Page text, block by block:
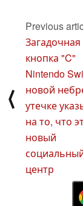
Watch 3 Pro и
⟨
Previous
Загадочная
кнопка "C"
Nintendo
новой
утечке
на то, что
новый
центр